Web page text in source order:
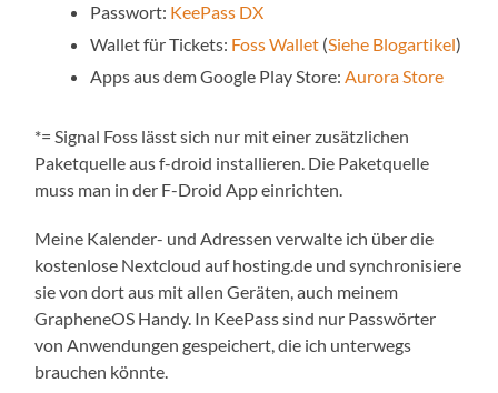
Passwort: KeePass DX
Wallet für Tickets: Foss Wallet (Siehe Blogartikel)
Apps aus dem Google Play Store:Aurora Store
*= Signal Foss lässt sich nur mit einer zusätzlichen
Paketquelle aus f-droid installieren. Die Paketquelle
muss man in der F-Droid App einrichten.
Meine Kalender- und Adressen verwalte ich über die
kostenlose Nextcloud auf hosting.de und synchronisiere
sie von dort aus mit allen Geräten, auch meinem
GrapheneOS Handy. In KeePass sind nur Passwörter
von Anwendungen gespeichert, die ich unterwegs
brauchen könnte.